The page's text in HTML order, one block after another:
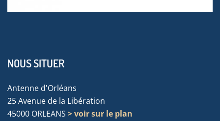
NOUS SITUER
Antenne d'Orléans
25 Avenue de la Libération
45000 ORLEANS > voir sur le plan